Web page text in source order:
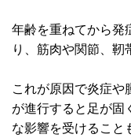
年齢を重ねてから発
り、筋肉や関節、靭
これが原因で炎症
が進行すると足が固
な影響を受けること